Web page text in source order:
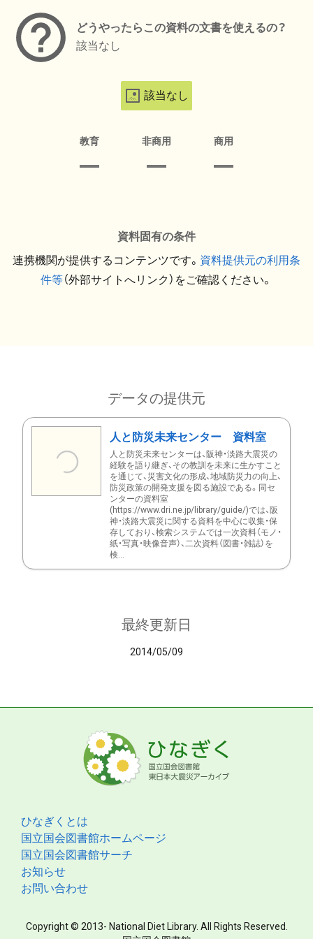
どうやったらこの資料の文書を使えるの？
該当なし
該当なし
教育 非商用 商用
資料固有の条件
連携機関が提供するコンテンツです。 資料提供元の利用条
件等（外部サイトへリンク）をご確認ください。
データの提供元
人と防災未来センター 資料室
人と防災未来センターは、阪神・淡路大震災の
経験を語り継ぎ、その教訓を未来に生かすこと
を通じて、災害文化の形成、地域防災力の向上、
防災政策の開発支援を図る施設である。同セ
ンターの資料室
(https://www.dri.ne.jp/library/guide/)では、阪
神・淡路大震災に関する資料を中心に収集・保
存しており、検索システムでは一次資料（モノ・
紙・写真・映像音声）、二次資料（図書・雑誌）を
検...
最終更新日
2014/05/09
ひなぎくとは
国立国会図書館ホームページ
国立国会図書館サーチ
お知らせ
お問い合わせ
Copyright © 2013- National Diet Library. All Rights Reserved.